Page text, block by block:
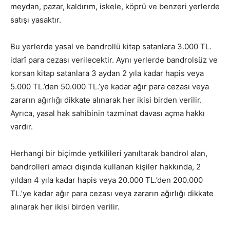
meydan, pazar, kaldırım, iskele, köprü ve benzeri yerlerde
satışı yasaktır.
Bu yerlerde yasal ve bandrollü kitap satanlara 3.000 TL.
idarî para cezası verilecektir. Aynı yerlerde bandrolsüz ve
korsan kitap satanlara 3 aydan 2 yıla kadar hapis veya
5.000 TL.’den 50.000 TL.’ye kadar ağır para cezası veya
zararın ağırlığı dikkate alınarak her ikisi birden verilir.
Ayrıca, yasal hak sahibinin tazminat davası açma hakkı
vardır.
Herhangi bir biçimde yetkilileri yanıltarak bandrol alan,
bandrolleri amacı dışında kullanan kişiler hakkında, 2
yıldan 4 yıla kadar hapis veya 20.000 TL.’den 200.000
TL.’ye kadar ağır para cezası veya zararın ağırlığı dikkate
alınarak her ikisi birden verilir.